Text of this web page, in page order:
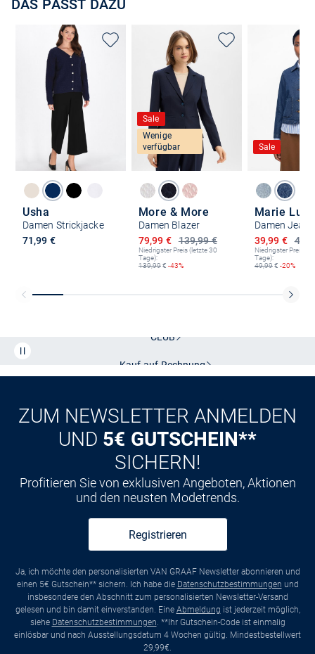
DAS PASST DAZU
Usha
Damen Strickjacke
71,99 €
Sale
Wenige
verfügbar
More & More
Damen Blazer
139,99 €
Ermäßigter Preis
79,99 €
Niedrigster Preis (letzte 30
Tage):
139,99€ -43%
Sale
Marie
Damen
Ermäßigter
39,99 €
Niedrigster Preis
Tage):
49,99€ -20%
CLUB
Kauf auf Rechnung
ZUM NEWSLETTER ANMELDEN
UND 5€ GUTSCHEIN**
SICHERN!
Profitieren Sie von exklusiven Angeboten, Aktionen
und den neusten Modetrends.
Registrieren
Ja, ich möchte den personalisierten VAN GRAAF Newsletter abonnieren und
einen 5€ Gutschein** sichern. Ich habe die Datenschutzbestimmungen und
insbesondere den Abschnitt zum personalisierten Newsletter-Versand
gelesen und bin damit einverstanden. Eine Abmeldung ist jederzeit möglich,
siehe Datenschutzbestimmungen. **Ihr Gutschein-Code ist einmalig
einlösbar und nach Ausstellungsdatum 4 Wochen gültig. Mindestbestellwert
29,99€.